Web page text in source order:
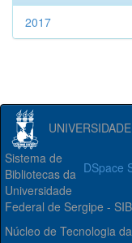
2017
DSpace
Sistema de
Bibliotecas da
Universidade
Federal de Sergipe -
Núcleo de Tecnologia